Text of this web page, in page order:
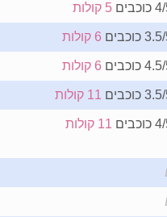
5 קולות
6 קולות
6 קולות
11 קולות
11 קולות